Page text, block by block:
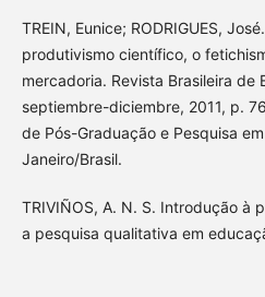
TREIN, Eunice; RODRIGUES,
produtivismo científico, o
mercadoria. Revista Brasileira de
septiembre-diciembre, 2011, p.
de Pós-Graduação e Pesquisa
Janeiro/Brasil.
TRIVIÑOS, A. N. S. Introdução à
a pesquisa qualitativa em